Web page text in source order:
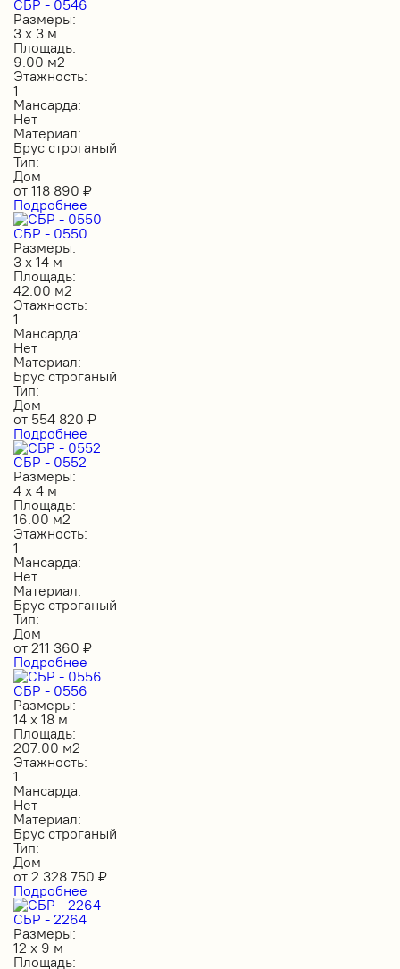
СБР - 0546
Размеры:
3 х 3 м
Площадь:
9.00 м2
Этажность:
1
Мансарда:
Нет
Материал:
Брус строганый
Тип:
Дом
от 118 890 ₽
Подробнее
СБР - 0550
Размеры:
3 х 14 м
Площадь:
42.00 м2
Этажность:
1
Мансарда:
Нет
Материал:
Брус строганый
Тип:
Дом
от 554 820 ₽
Подробнее
СБР - 0552
Размеры:
4 х 4 м
Площадь:
16.00 м2
Этажность:
1
Мансарда:
Нет
Материал:
Брус строганый
Тип:
Дом
от 211 360 ₽
Подробнее
СБР - 0556
Размеры:
14 х 18 м
Площадь:
207.00 м2
Этажность:
1
Мансарда:
Нет
Материал:
Брус строганый
Тип:
Дом
от 2 328 750 ₽
Подробнее
СБР - 2264
Размеры:
12 х 9 м
Площадь: